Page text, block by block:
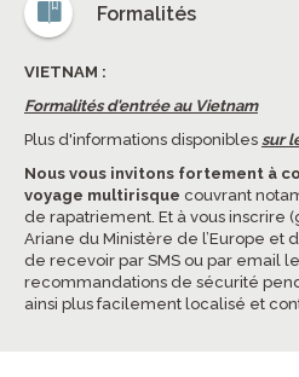
Formalités
VIETNAM :
Formalités d'entrée au Vietnam
Plus d'informations disponibles sur
Nous vous invitons fortement à
voyage multirisque couvrant
de rapatriement. Et à vous inscrire
Ariane du Ministère de l’Europe et
de recevoir par SMS ou par email
recommandations de sécurité
ainsi plus facilement localisé et